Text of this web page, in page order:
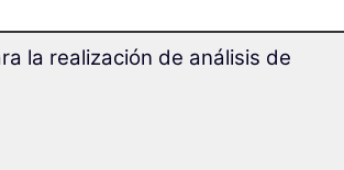
la realización de análisis de